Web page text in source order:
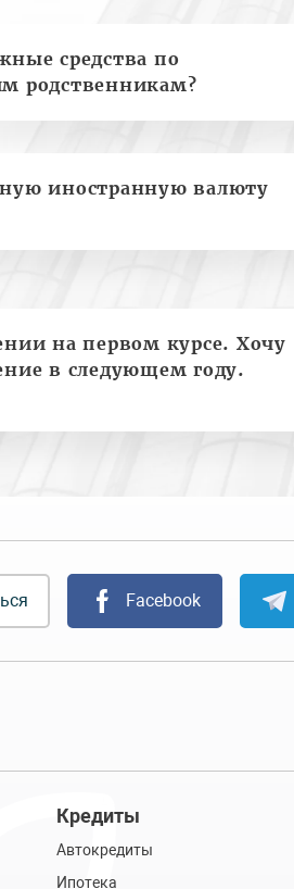
средства по
родственникам?
иностранную валюту
на первом курсе. Хочу
в следующем году.
Facebook
Кредиты
Автокредиты
Ипотека